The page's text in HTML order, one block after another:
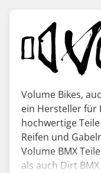
Volume Bikes,
ein Hersteller für
hochwertige
Reifen und
Volume BMX
als auch Dirt